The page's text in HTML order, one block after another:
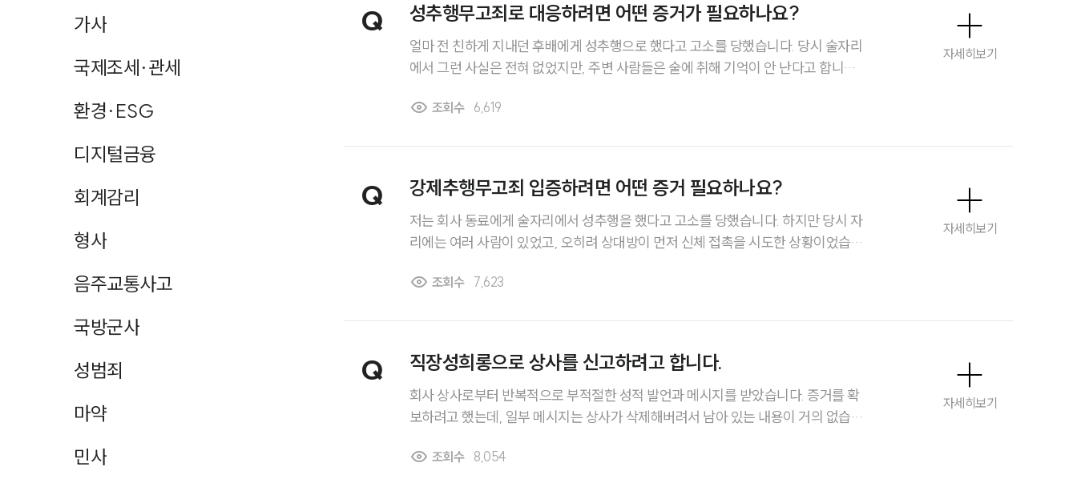
업무사례
고객후기
구성원 소개
가사
국제조세·관세
환경·ESG
디지털금융
회계감리
형사
음주교통사고
국방군사
성범죄
마약
민사
Q 성추행무고죄로 대응하려면 어떤 증거가 필요하나요?
얼마 전 친하게 지내던 후배에게 성추행으로 했다고 고소를 당했습니다. 당시 술자리
에서 그런 사실은 전혀 없었지만, 주변 사람들은 술에 취해 기억이 안 난다고 합니다.
서 무고로 맞대응하려고 합니다. 성추행무고죄로 인정받으려면 구체적으로 어떤 증
조회수 6,619
자세히보기
Q 강제추행무고죄 입증하려면 어떤 증거 필요하나요?
저는 회사 동료에게 술자리에서 성추행을 했다고 고소를 당했습니다. 하지만 당시 자
리에는 여러 사람이 있었고, 오히려 상대방이 먼저 신체 접촉을 시도한 상황이었습
행무고죄로 대응한 사례도 있다고 들었습니다. 저 역시 상대방의 허위 진술을 입증하
조회수 7,623
자세히보기
Q 직장성희롱으로 상사를 신고하려고 합니다.
회사 상사로부터 반복적으로 부적절한 성적 발언과 메시지를 받았습니다. 증거를 확
보하려고 했는데, 일부 메시지는 상사가 삭제해버려서 남아 있는 내용이 거의 없습
조회수 8,054
자세히보기